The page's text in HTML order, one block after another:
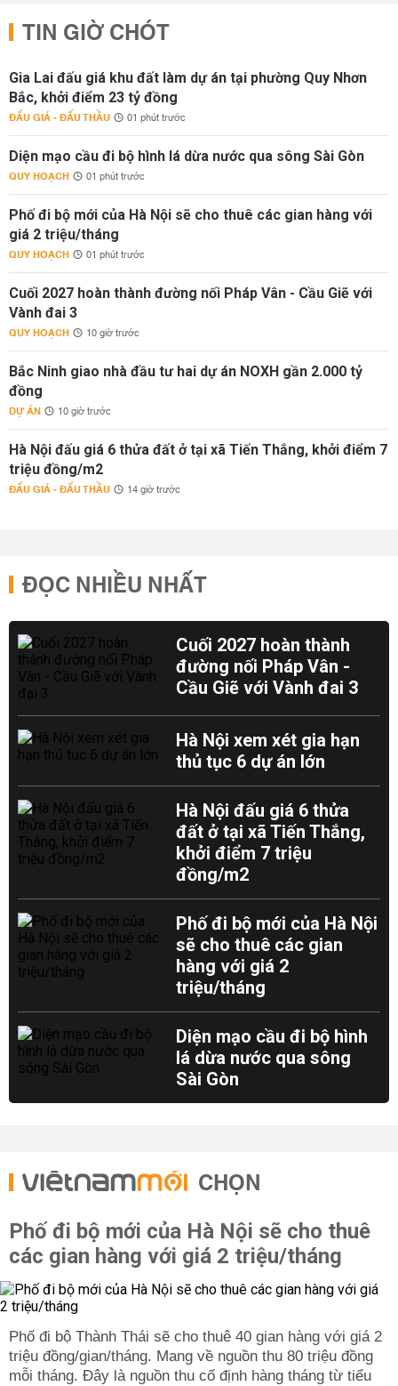
TIN GIỜ CHÓT
Gia Lai đấu giá khu đất làm dự án tại phường Quy Nhơn
Bắc, khởi điểm 23 tỷ đồng
ĐẤU GIÁ - ĐẤU THẦU 01 phút trước
Diện mạo cầu đi bộ hình lá dừa nước qua sông Sài Gòn
QUY HOẠCH 01 phút trước
Phố đi bộ mới của Hà Nội sẽ cho thuê các gian hàng với
giá 2 triệu/tháng
QUY HOẠCH 01 phút trước
Cuối 2027 hoàn thành đường nối Pháp Vân - Cầu Giẽ với
Vành đai 3
QUY HOẠCH 10 giờ trước
Bắc Ninh giao nhà đầu tư hai dự án NOXH gần 2.000 tỷ
đồng
DỰ ÁN 10 giờ trước
Hà Nội đấu giá 6 thửa đất ở tại xã Tiến Thắng, khởi điểm 7
triệu đồng/m2
ĐẤU GIÁ - ĐẤU THẦU 14 giờ trước
ĐỌC NHIỀU NHẤT
Cuối 2027 hoàn thành
đường nối Pháp Vân -
Cầu Giẽ với Vành đai 3
Hà Nội xem xét gia hạn
thủ tục 6 dự án lớn
Hà Nội đấu giá 6 thửa
đất ở tại xã Tiến Thắng,
khởi điểm 7 triệu
đồng/m2
Phố đi bộ mới của Hà Nội
sẽ cho thuê các gian
hàng với giá 2
triệu/tháng
Diện mạo cầu đi bộ hình
lá dừa nước qua sông
Sài Gòn
CHỌN
Phố đi bộ mới của Hà Nội sẽ cho thuê
các gian hàng với giá 2 triệu/tháng
Phố đi bộ Thành Thái sẽ cho thuê 40 gian hàng với giá 2
triệu đồng/gian/tháng. Mang về nguồn thu 80 triệu đồng
mỗi tháng. Đây là nguồn thu cố định hàng tháng từ tiểu